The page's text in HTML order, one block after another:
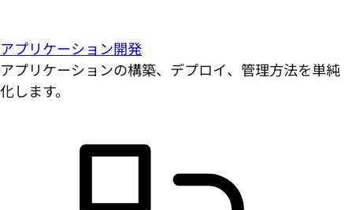
アプリケーション開発
アプリケーションの構築、デプロイ、管理方法を単純
化します。